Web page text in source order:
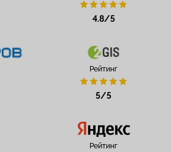
4.8/5
Рейтинг
5/5
Рейтинг